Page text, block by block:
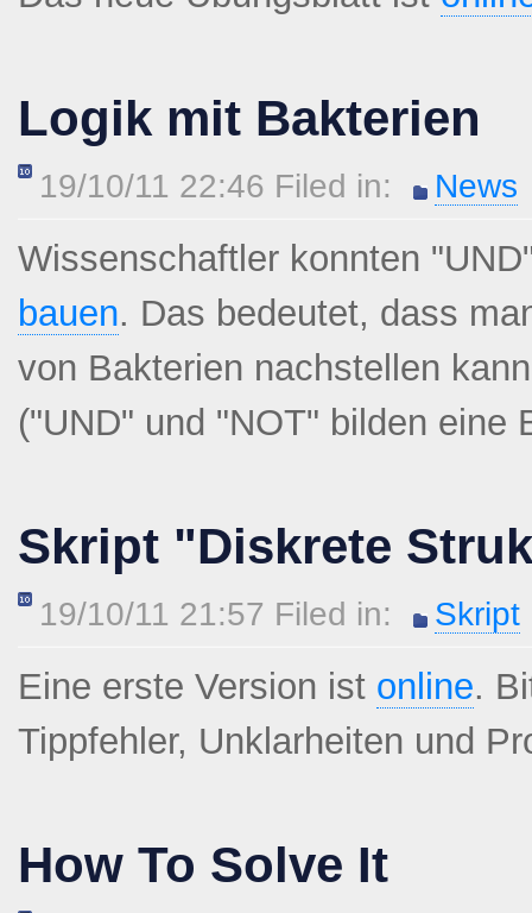
Logik mit Bakterien
19/10/11 22:46 Filed in: News
Wissenschaftler konnten
bauen. Das bedeutet, dass
von Bakterien nachstellen
("UND" und "NOT" bilden eine
Skript "Diskrete
19/10/11 21:57 Filed in: Skript
Eine erste Version ist online.
Tippfehler, Unklarheiten und
How To Solve It